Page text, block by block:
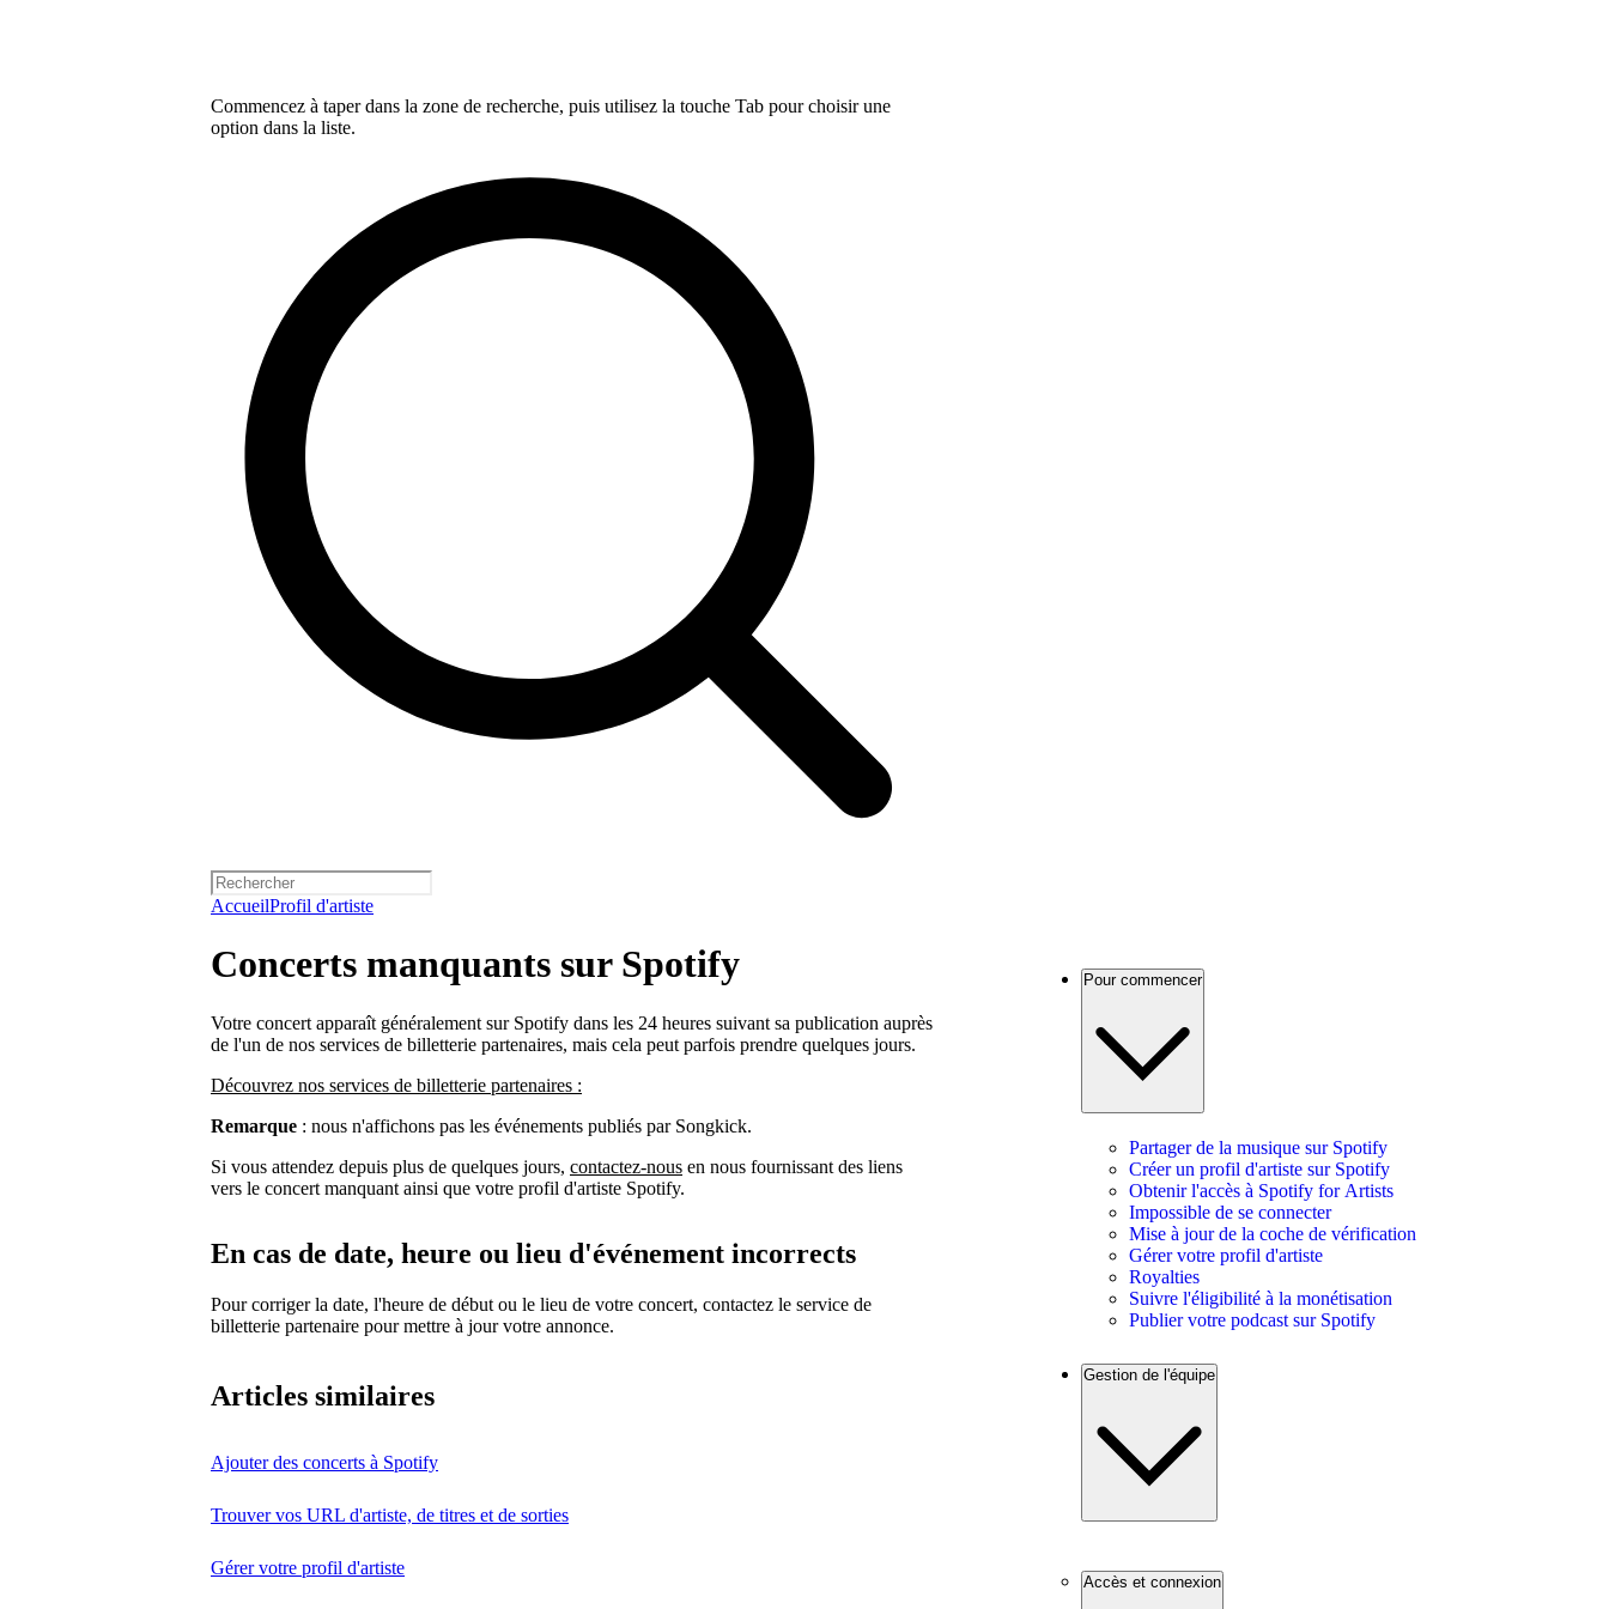
Commencez à taper dans la zone de recherche, puis utilisez la touche Tab pour choisir une
option dans la liste.
AccueilProfil d'artiste
Concerts manquants sur Spotify
Votre concert apparaît généralement sur Spotify dans les 24 heures suivant sa publication auprès
de l'un de nos services de billetterie partenaires, mais cela peut parfois prendre quelques jours.
Découvrez nos services de billetterie partenaires :
Remarque : nous n'affichons pas les événements publiés par Songkick.
Si vous attendez depuis plus de quelques jours, contactez-nous en nous fournissant des liens
vers le concert manquant ainsi que votre profil d'artiste Spotify.
En cas de date, heure ou lieu d'événement incorrects
Pour corriger la date, l'heure de début ou le lieu de votre concert, contactez le service de
billetterie partenaire pour mettre à jour votre annonce.
Articles similaires
Ajouter des concerts à Spotify
Trouver vos URL d'artiste, de titres et de sorties
Gérer votre profil d'artiste
Pour commencer
Partager de la musique sur Spotify
Créer un profil d'artiste sur Spotify
Obtenir l'accès à Spotify for Artists
Impossible de se connecter
Mise à jour de la coche de vérification
Gérer votre profil d'artiste
Royalties
Suivre l'éligibilité à la monétisation
Publier votre podcast sur Spotify
Gestion de l'équipe
Accès et connexion